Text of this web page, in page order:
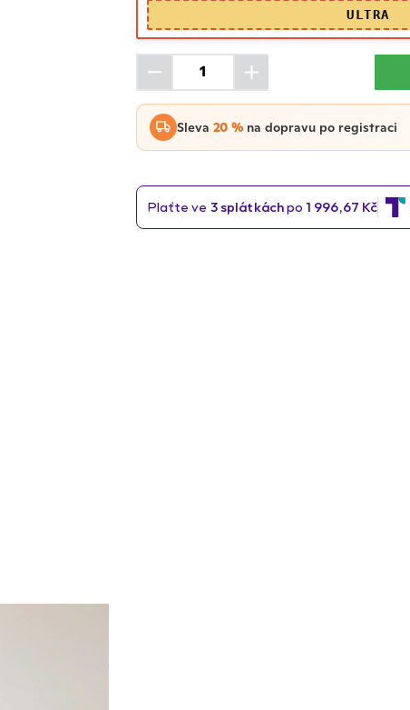
ULTRA
Sleva 20 % na dopravu po registraci